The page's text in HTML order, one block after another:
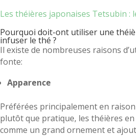
Les théières japonaises Tetsubin :
Pourquoi doit-ont utiliser une
infuser le thé ?
Il existe de nombreuses raisons
fonte:
Apparence
Préférées principalement en
plutôt que pratique, les théières
comme un grand ornement et